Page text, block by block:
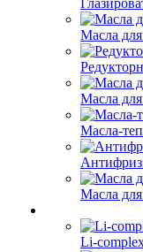
Масла
Масла
Масла-
Масла
Li-